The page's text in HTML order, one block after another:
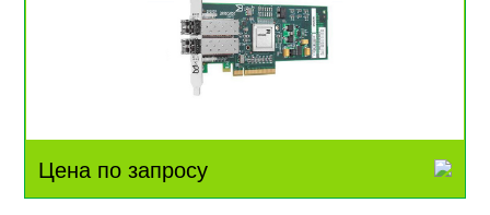
Цена по запросу